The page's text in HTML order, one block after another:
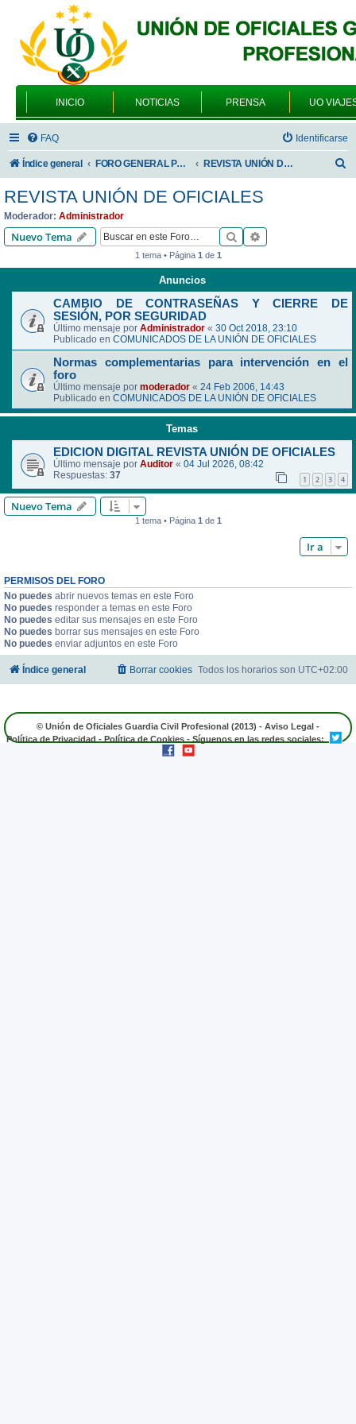
INICIO NOTICIAS PRENSA UO
FAQ Identificarse
Índice general FORO GENERAL PARA TODOS LOS USUARIOS REVISTA UNIÓN DE OFICIALES
r
REVISTA UNIÓN DE OFICIALES
Moderador: Administrador
Nuevo Tema Buscar
1 tema • Página 1de 1
Anuncios
CAMBIO DE CONTRASEÑAS Y CIERRE DE
SESIÓN, POR SEGURIDAD
Último mensaje por Administrador « 30 Oct 2018, 23:10
Publicado en COMUNICADOS DE LA UNIÓN DE OFICIALES
Normas complementarias para intervención en el
foro
Último mensaje por moderador « 24 Feb 2006, 14:43
Publicado en COMUNICADOS DE LA UNIÓN DE OFICIALES
Temas
EDICION DIGITAL REVISTA UNIÓN DE OFICIALES
Último mensaje por Auditor « 04 Jul 2026, 08:42
Respuestas: 37 1 2 3 4
Nuevo Tema
1 tema • Página 1 de 1
Ir a
PERMISOS DEL FORO
No puedes abrir nuevos temas en este Foro
No puedes responder a temas en este Foro
No puedes editar sus mensajes en este Foro
No puedes borrar sus mensajes en este Foro
No puedes enviar adjuntos en este Foro
Índice general Todos los horarios son UTC+02:00
Borrar cookies
© Unión de Oficiales Guardia Civil Profesional (2013) - Aviso Legal -
Política de Privacidad - Política de Cookies - Síguenos en las redes sociales: